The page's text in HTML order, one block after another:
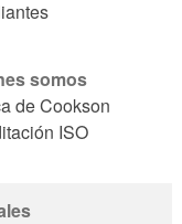
somos
de Cookson
ISO